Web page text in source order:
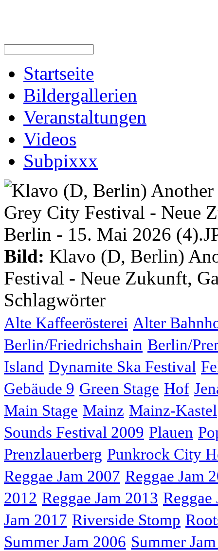
Startseite
Bildergallerien
Veranstaltungen
Videos
Subpixxx
Bild: Klavo (D, Berlin)
Festival - Neue Zukunft,
Schlagwörter
Alte Kaffeerösterei Alter
Berlin/Friedrichshain Berlin/
Island Dynamite Ska Festival
Gebäude 9 Green Stage Hof
Main Stage Mainz Mainz-Kastel
Sounds Festival 2009 Plauen
Prenzlauerberg Punkrock City
Reggae Jam 2007 Reggae Jam
2012 Reggae Jam 2013 Reggae
Jam 2017 Riverside Stomp
Summer Jam 2006 Summer